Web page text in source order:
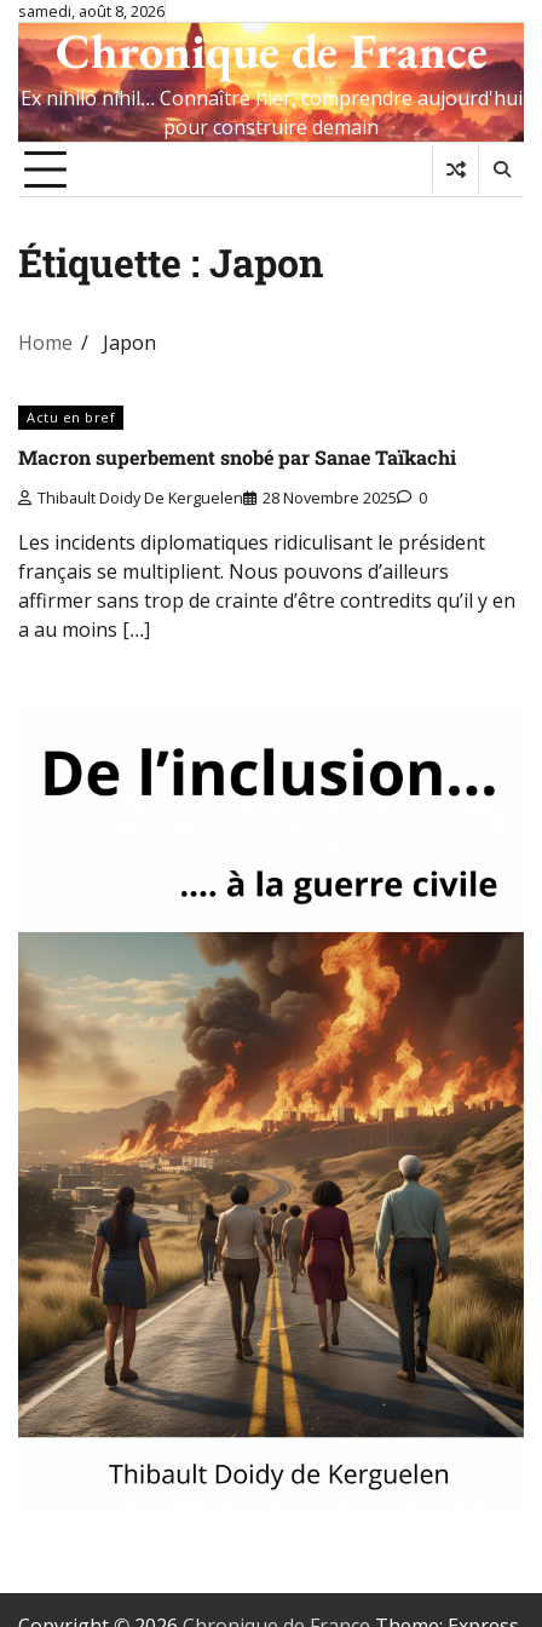
Skip
content
samedi, août 8, 2026
Chronique de France
Ex nihilo nihil… Connaître hier, comprendre aujourd'hui
pour construire demain
Étiquette : Japon
Home Japon
Actu en bref
Macron superbement snobé par Sanae Taïkachi
Thibault Doidy De Kerguelen 28 Novembre 2025 0
Les incidents diplomatiques ridiculisant le président
français se multiplient. Nous pouvons d’ailleurs
affirmer sans trop de crainte d’être contredits qu’il y en
a au moins […]